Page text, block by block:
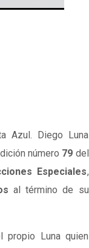
Azul. Diego Luna
número 79 del
Especiales,
al término de su
Luna quien